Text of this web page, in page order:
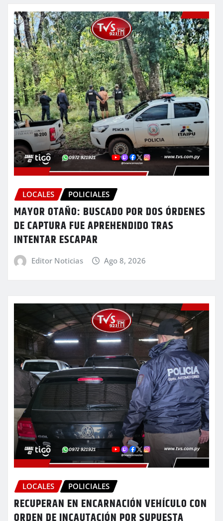
LOCALES POLICIALES
MAYOR OTAÑO: BUSCADO POR DOS ÓRDENES
DE CAPTURA FUE APREHENDIDO TRAS
INTENTAR ESCAPAR
Editor Noticias Ago 8, 2026
LOCALES POLICIALES
RECUPERAN EN ENCARNACIÓN VEHÍCULO CON